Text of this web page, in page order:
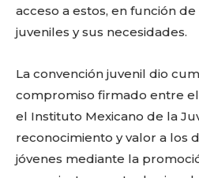
acceso a estos, en función
juveniles y sus necesidades.
La convención juvenil dio
compromiso firmado entre el
el Instituto Mexicano de la
reconocimiento y valor a los
jóvenes mediante la